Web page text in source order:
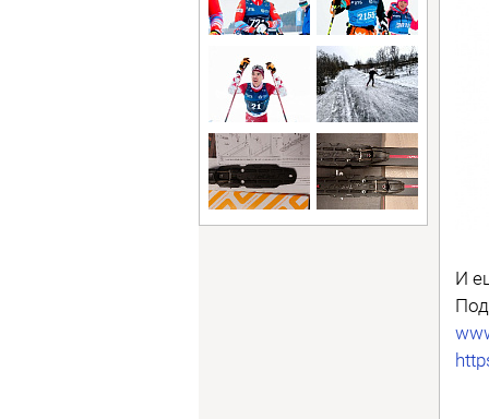
И